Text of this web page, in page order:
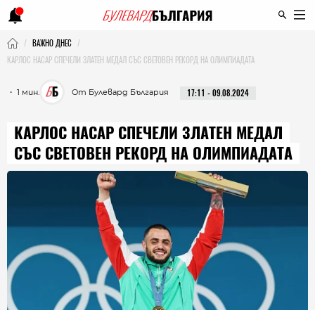
ВАЖНО ДНЕС
КАРЛОС НАСАР СПЕЧЕЛИ ЗЛАТЕН МЕДАЛ СЪС СВЕТОВЕН РЕКОРД НА ОЛИМПИАДАТА
・ 1 мин. От Булевард България 17:11 - 09.08.2024
КАРЛОС НАСАР СПЕЧЕЛИ ЗЛАТЕН МЕДАЛ
СЪС СВЕТОВЕН РЕКОРД НА ОЛИМПИАДАТА